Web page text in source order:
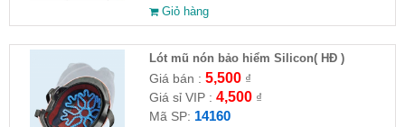
Giỏ hàng
Lót mũ nón bảo hiểm Silicon( HĐ )
Giá bán : 5,500₫
Giá sỉ VIP : 4,500₫
Mã SP: 14160